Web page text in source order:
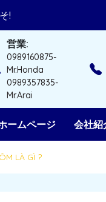
!
営業:
0989160875-
Mr.Honda
0989357835-
Mr.Arai
ームページ 会社紹
LÀ GÌ ?